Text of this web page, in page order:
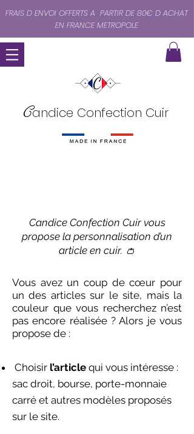
FRAIS D ENVOI OFFERTS A PARTIR DE 80€ D ACHAT
EN FRANCE METROPOLE
Candice Confection Cuir
Candice Confection Cuir vous
propose la personnalisation d’un
article en cuir. 👛
Vous avez un coup de cœur pour
un des articles sur le site, mais la
couleur que vous recherchez n’est
pas encore réalisée ? Alors je vous
propose de :
Choisir l’article qui vous intéresse :
sac droit, bourse, porte-monnaie
carré et autres modèles proposés
sur le site.